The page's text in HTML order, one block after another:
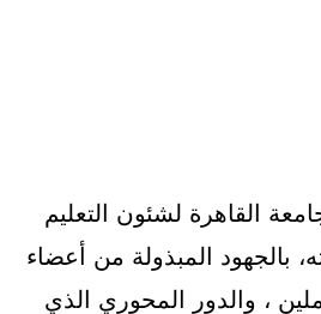
القاهرة لشئون التعليم
بالجهود المبذولة من أعضاء
، والدور المحوري الذي